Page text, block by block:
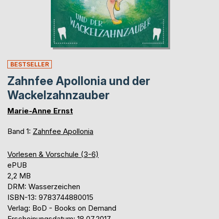
BESTSELLER
Zahnfee Apollonia und der
Wackelzahnzauber
Marie-Anne Ernst
Band 1: Zahnfee Apollonia
Vorlesen & Vorschule (3-6)
ePUB
2,2 MB
DRM: Wasserzeichen
ISBN-13: 9783744880015
Verlag: BoD - Books on Demand